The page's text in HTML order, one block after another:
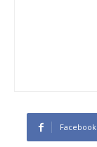
Facebook